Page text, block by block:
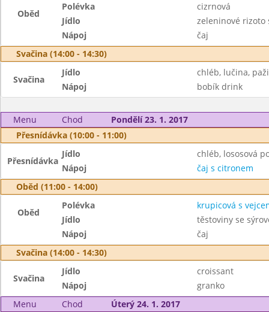
Oběd
Polévka
cizrnová
Jídlo
zeleninové rizoto
Nápoj
čaj
Svačina (14:00 - 14:30)
Svačina
Jídlo
chléb, lučina,
Nápoj
bobík drink
Menu Chod
Pondělí 23. 1. 2017
Přesnídávka (10:00 - 11:00)
Přesnídávka
Jídlo
chléb, lososová
Nápoj
čaj s citronem
Oběd (11:00 - 14:00)
Oběd
Polévka
krupicová s
Jídlo
těstoviny se
Nápoj
čaj
Svačina (14:00 - 14:30)
Svačina
Jídlo
croissant
Nápoj
granko
Menu
Chod
Úterý 24. 1. 2017